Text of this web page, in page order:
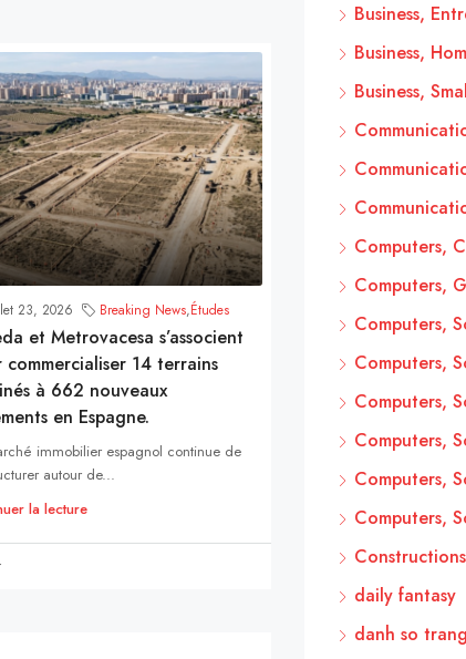
23, 2026 Breaking News,Études
et Metrovacesa s’associent
commercialiser 14 terrains
à 662 nouveaux
en Espagne.
immobilier espagnol continue de
autour de...
la lecture
Business,
Business,
Business,
Computers,
Computers,
Computers,
Computers,
Computers,
Computers,
Computers,
Computers,
daily fantasy
danh so